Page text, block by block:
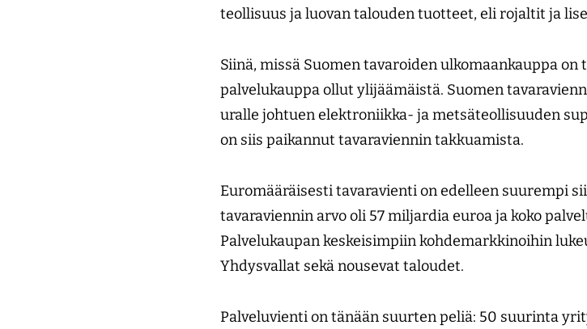
teollisuus ja luovan talouden tuotteet, eli rojaltit ja
Siinä, missä Suomen tavaroiden ulkomaankauppa
palvelukauppa ollut ylijäämäistä. Suomen
uralle johtuen elektroniikka- ja metsäteollisuuden
on siis paikannut tavaraviennin takkuamista.
Euromääräisesti tavaravienti on edelleen suurempi
tavaraviennin arvo oli 57 miljardia euroa ja koko
Palvelukaupan keskeisimpiin kohdemarkkinoihin
Yhdysvallat sekä nousevat taloudet.
Palveluvienti on tänään suurten peliä: 50 suurinta